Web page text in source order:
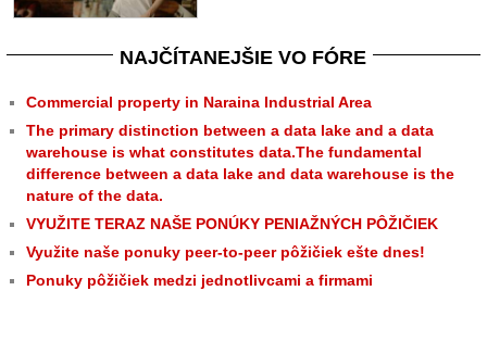
NAJČÍTANEJŠIE VO FÓRE
Commercial property in Naraina Industrial Area
The primary distinction between a data lake and a data
warehouse is what constitutes data.The fundamental
difference between a data lake and data warehouse is the
nature of the data.
VYUŽITE TERAZ NAŠE PONÚKY PENIAŽNÝCH PÔŽIČIEK
Využite naše ponuky peer-to-peer pôžičiek ešte dnes!
Ponuky pôžičiek medzi jednotlivcami a firmami